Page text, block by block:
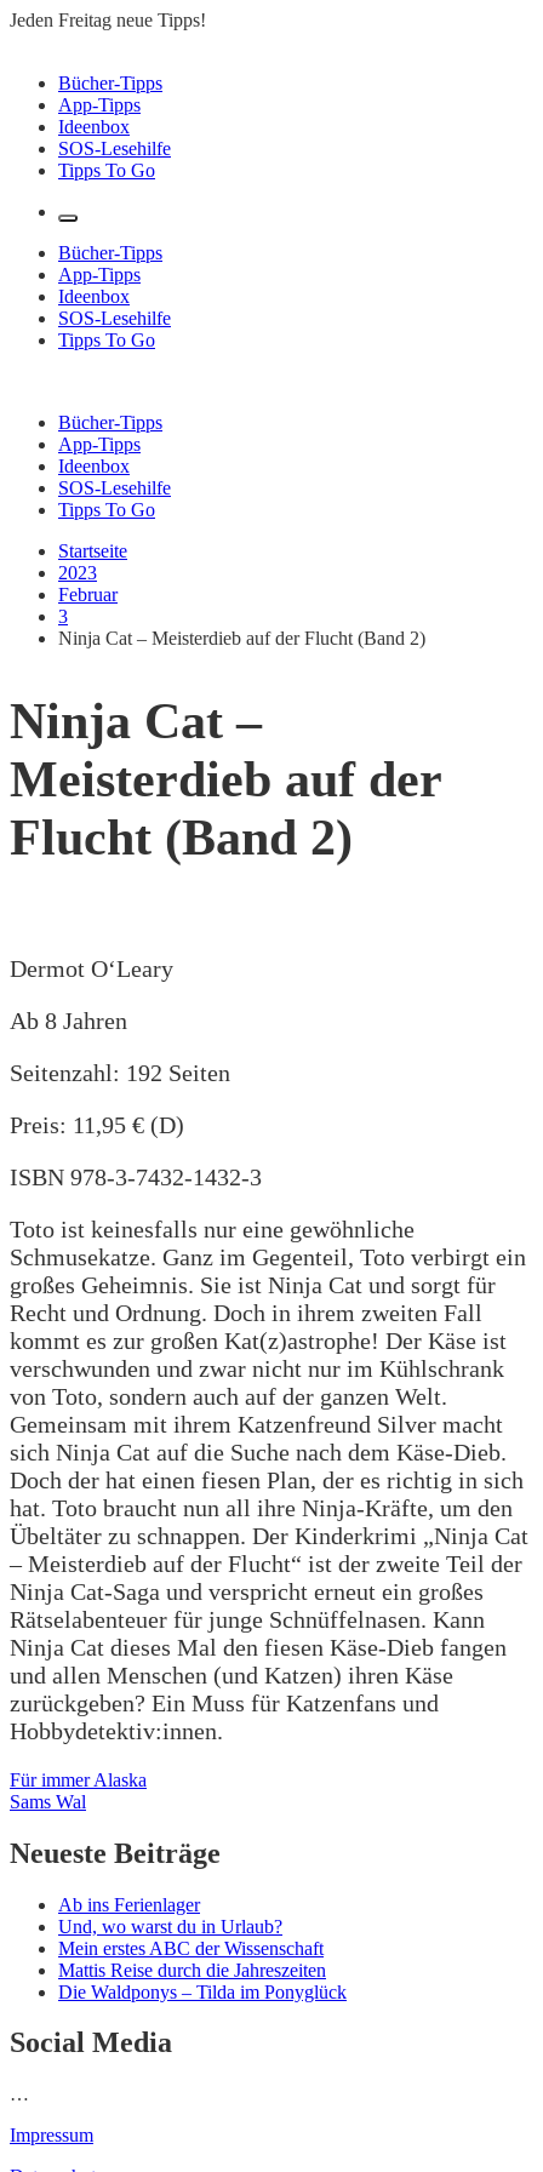
Zum
Jeden Freitag neue Tipps!
Lesen to go – Jeden Freitag neue Tipps!
Bücher-Tipps
App-Tipps
Ideenbox
SOS-Lesehilfe
Tipps To Go
Bücher-Tipps
App-Tipps
Ideenbox
SOS-Lesehilfe
Tipps To Go
Bücher-Tipps
App-Tipps
Ideenbox
SOS-Lesehilfe
Tipps To Go
Startseite
2023
Februar
3
Ninja Cat – Meisterdieb auf der Flucht (Band 2)
Ninja Cat –
Meisterdieb auf der
Flucht (Band 2)
Dermot O‘Leary
Ab 8 Jahren
Seitenzahl: 192 Seiten
Preis: 11,95 € (D)
ISBN 978-3-7432-1432-3
Toto ist keinesfalls nur eine gewöhnliche
Schmusekatze. Ganz im Gegenteil, Toto verbirgt ein
großes Geheimnis. Sie ist Ninja Cat und sorgt für
Recht und Ordnung. Doch in ihrem zweiten Fall
kommt es zur großen Kat(z)astrophe! Der Käse ist
verschwunden und zwar nicht nur im Kühlschrank
von Toto, sondern auch auf der ganzen Welt.
Gemeinsam mit ihrem Katzenfreund Silver macht
sich Ninja Cat auf die Suche nach dem Käse-Dieb.
Doch der hat einen fiesen Plan, der es richtig in sich
hat. Toto braucht nun all ihre Ninja-Kräfte, um den
Übeltäter zu schnappen. Der Kinderkrimi „Ninja Cat
– Meisterdieb auf der Flucht“ ist der zweite Teil der
Ninja Cat-Saga und verspricht erneut ein großes
Rätselabenteuer für junge Schnüffelnasen. Kann
Ninja Cat dieses Mal den fiesen Käse-Dieb fangen
und allen Menschen (und Katzen) ihren Käse
zurückgeben? Ein Muss für Katzenfans und
Hobbydetektiv:innen.
Beitragsnavigation
Für immer Alaska
Sams Wal
Neueste Beiträge
Ab ins Ferienlager
Und, wo warst du in Urlaub?
Mein erstes ABC der Wissenschaft
Mattis Reise durch die Jahreszeiten
Die Waldponys – Tilda im Ponyglück
Social Media
…
Impressum